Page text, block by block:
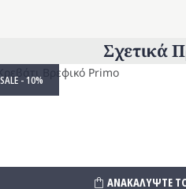
Σχετικά
SALE - 10%
ΑΝΑΚΑΛΥΨΤΕ